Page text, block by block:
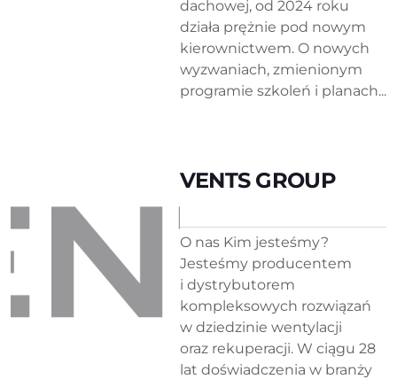
dachowej, od 2024 roku
działa prężnie pod nowym
kierownictwem. O nowych
wyzwaniach, zmienionym
programie szkoleń i planach...
VENTS GROUP
O nas Kim jesteśmy?
Jesteśmy producentem
i dystrybutorem
kompleksowych rozwiązań
w dziedzinie wentylacji
oraz rekuperacji. W ciągu 28
lat doświadczenia w branży